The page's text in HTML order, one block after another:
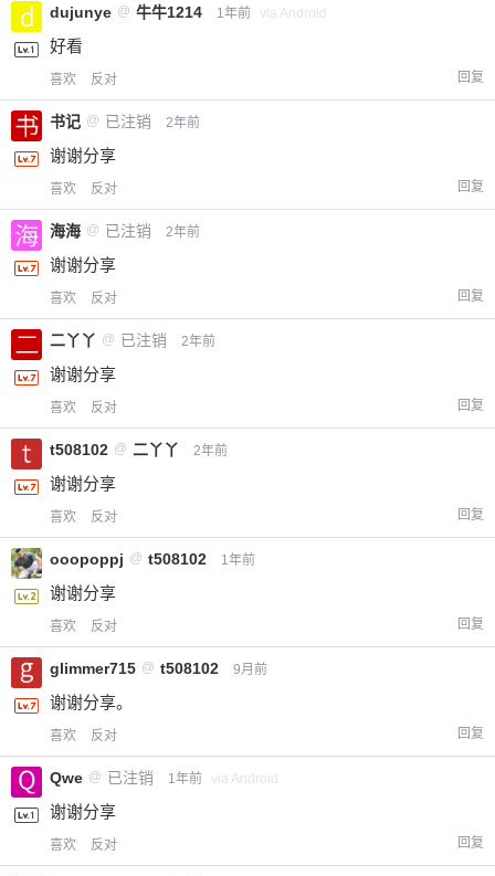
dujunye @ 牛牛1214 1年前 via Android
好看
喜欢 反对 回复
书记 @ 已注销 2年前
谢谢分享
喜欢 反对 回复
海海 @ 已注销 2年前
谢谢分享
喜欢 反对 回复
二丫丫 @ 已注销 2年前
谢谢分享
喜欢 反对 回复
t508102 @ 二丫丫 2年前
谢谢分享
喜欢 反对 回复
ooopoppj @ t508102 1年前
谢谢分享
喜欢 反对 回复
glimmer715 @ t508102 9月前
谢谢分享。
喜欢 反对 回复
Qwe @ 已注销 1年前 via Android
谢谢分享
喜欢 反对 回复